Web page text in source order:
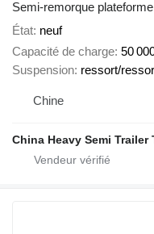
Semi-remorque plateforme
État neuf
Capacité de charge 50
Suspension ressort/
Chine
China Heavy Semi Trailer